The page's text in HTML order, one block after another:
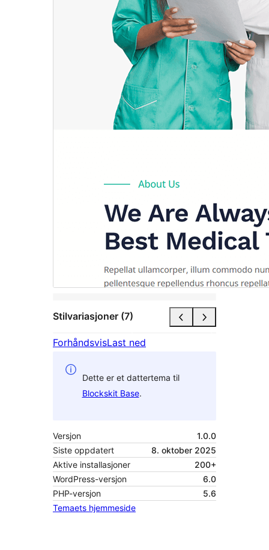
Stilvariasjoner (7)
ForhåndsvisLast ned
Dette er et dattertema til
Blockskit Base.
Versjon
1.0.0
Siste oppdatert
8. oktober 2025
Aktive installasjoner
200+
WordPress-versjon
6.0
PHP-versjon
5.6
Temaets hjemmeside